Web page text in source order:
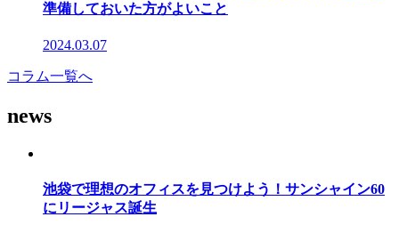
準備しておいた方がよいこと
2024.03.07
コラム一覧へ
news
池袋で理想のオフィスを見つけよう！サンシャイン60
にリージャス誕生